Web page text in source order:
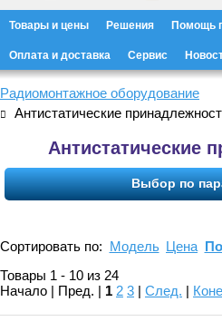
Товары и цены Решения Помощь
Оплата и доставка Сервис
Радиомонтажное оборудование
Антистатические
Антистатические
Выбор по
Сортировать по: Модель Цена
Товары 1 - 10 из 24
Начало | Пред. | 1 2 3 | След. |